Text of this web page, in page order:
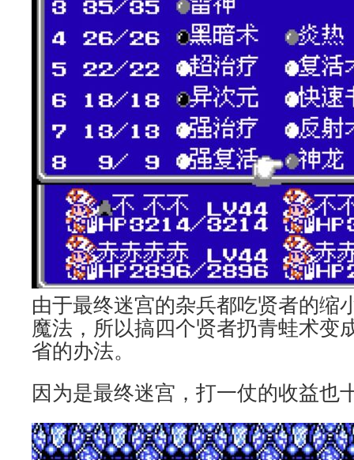
由于最终迷宫的杂兵都吃贤者的缩
魔法，所以搞四个贤者扔青蛙术变
省的办法。
因为是最终迷宫，打一仗的收益也